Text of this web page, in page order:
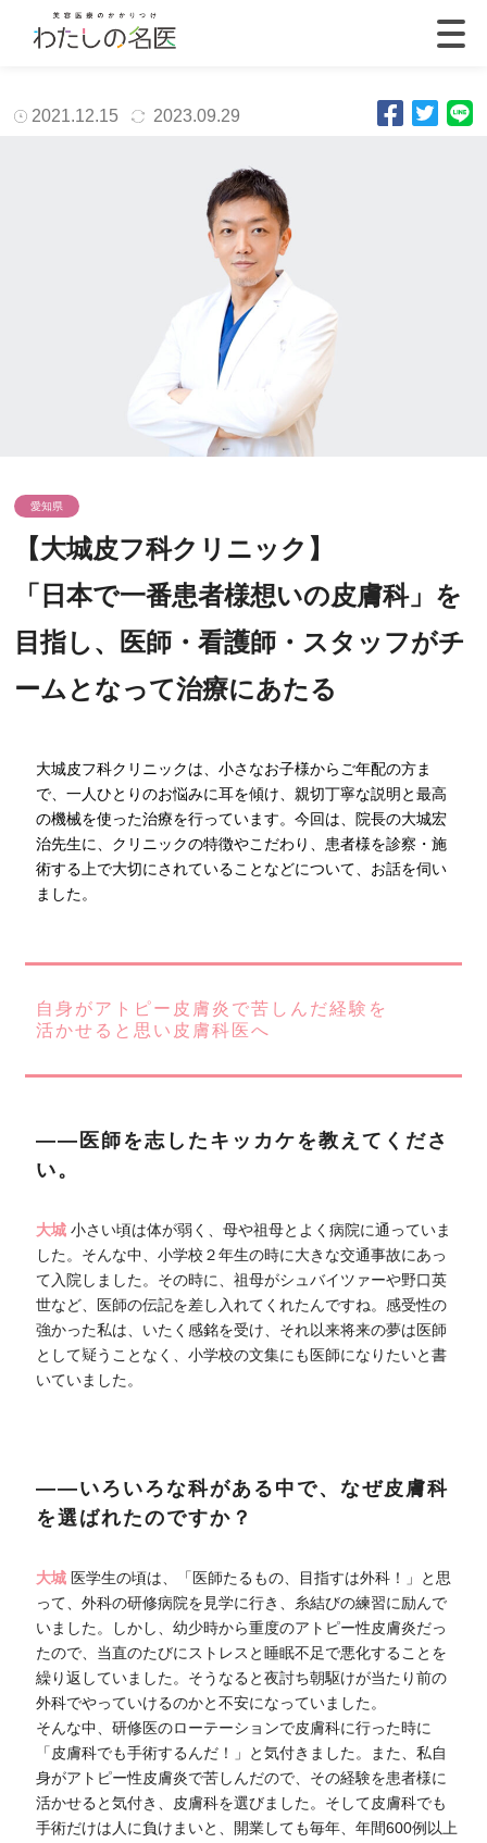
2021.12.15 2023.09.29
愛知県
【大城皮フ科クリニック】
「日本で一番患者様想いの皮膚科」を
目指し、医師・看護師・スタッフがチ
ームとなって治療にあたる
大城皮フ科クリニックは、小さなお子様からご年配の方ま
で、一人ひとりのお悩みに耳を傾け、親切丁寧な説明と最高
の機械を使った治療を行っています。今回は、院長の大城宏
治先生に、クリニックの特徴やこだわり、患者様を診察・施
術する上で大切にされていることなどについて、お話を伺い
ました。
自身がアトピー皮膚炎で苦しんだ経験を
活かせると思い皮膚科医へ
――医師を志したキッカケを教えてくださ
い。
大城小さい頃は体が弱く、母や祖母とよく病院に通っていま
した。そんな中、小学校２年生の時に大きな交通事故にあっ
て入院しました。その時に、祖母がシュバイツァーや野口英
世など、医師の伝記を差し入れてくれたんですね。感受性の
強かった私は、いたく感銘を受け、それ以来将来の夢は医師
として疑うことなく、小学校の文集にも医師になりたいと書
いていました。
――いろいろな科がある中で、なぜ皮膚科
を選ばれたのですか？
大城 医学生の頃は、「医師たるもの、目指すは外科！」と思
って、外科の研修病院を見学に行き、糸結びの練習に励んで
いました。しかし、幼少時から重度のアトピー性皮膚炎だっ
たので、当直のたびにストレスと睡眠不足で悪化することを
繰り返していました。そうなると夜討ち朝駆けが当たり前の
外科でやっていけるのかと不安になっていました。
そんな中、研修医のローテーションで皮膚科に行った時に
「皮膚科でも手術するんだ！」と気付きました。また、私自
身がアトピー性皮膚炎で苦しんだので、その経験を患者様に
活かせると気付き、皮膚科を選びました。そして皮膚科でも
手術だけは人に負けまいと、開業しても毎年、年間600例以上